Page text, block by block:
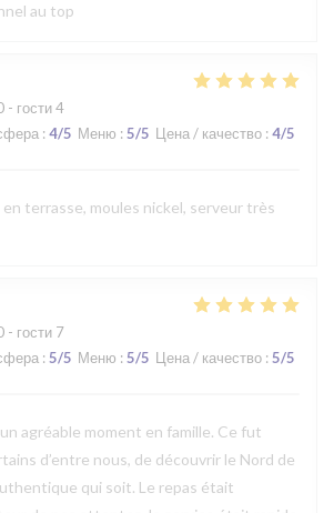
au top
- гости 4
: 4/5 Меню : 5/5 Цена / качество : 4/5
terrasse, moules nickel, serveur très
- гости 7
: 5/5 Меню : 5/5 Цена / качество : 5/5
agréable moment en famille. Ce fut
d’entre nous, de découvrir le Nord de
qui soit. Le repas était